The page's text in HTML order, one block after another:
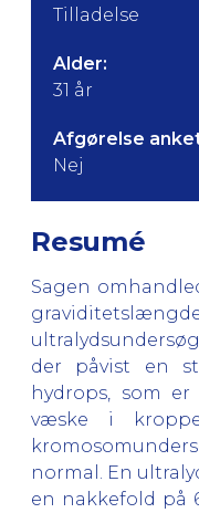
Tilladelse
Alder:
31 år
Afgørelse
Nej
Resumé
Sagen
der påvist en
hydrops, som
væske i
normal. En
en nakkefold på